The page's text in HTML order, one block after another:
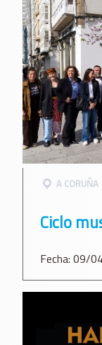
A CORUÑA
Ciclo
Fecha: 09/